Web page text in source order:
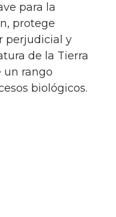
para la
protege
perjudicial y
de la Tierra
un rango
biológicos.